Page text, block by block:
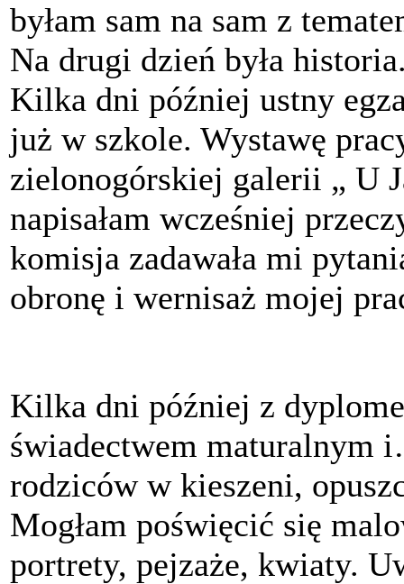
byłam sam na sam z
Na drugi dzień była
Kilka dni później ustny
już w szkole. Wystawę
zielonogórskiej galerii „ U
napisałam wcześniej
komisja zadawała mi
obronę i wernisaż mojej
Kilka dni później z
świadectwem
rodziców w kieszeni,
Mogłam poświęcić się
portrety, pejzaże, kwiaty.